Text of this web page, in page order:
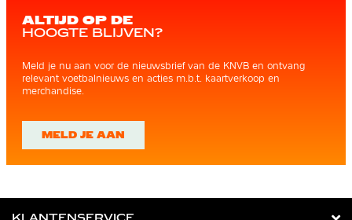
ALTIJD OP DE
HOOGTE BLIJVEN?
Meld je nu aan voor de nieuwsbrief van de KNVB en ontvang
relevant voetbalnieuws en acties m.b.t. kaartverkoop en
merchandise.
MELD JE AAN